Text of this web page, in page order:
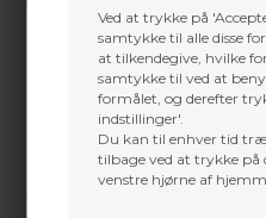
Ved at trykke på
samtykke til alle disse
at tilkendegive, hvilke
samtykke til ved at
formålet, og derefter
indstillinger'.
Du kan til enhver tid
tilbage ved at trykke på
venstre hjørne af